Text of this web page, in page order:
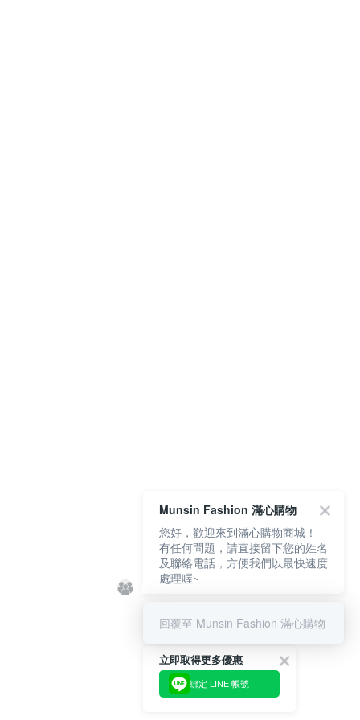
立即取得更多優惠
綁定 LINE 帳號
Munsin Fashion 滿心購物
您好，歡迎來到滿心購物商城！
有任何問題，請直接留下您的姓名
及聯絡電話，方便我們以最快速度
處理喔~
回覆至 Munsin Fashion 滿心購物